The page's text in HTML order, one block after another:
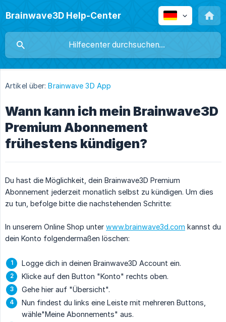
Brainwave3D Help-Center
Artikel über: Brainwave 3D App
Wann kann ich mein Brainwave3D
Premium Abonnement
frühestens kündigen?
Du hast die Möglichkeit, dein Brainwave3D Premium
Abonnement jederzeit monatlich selbst zu kündigen. Um dies
zu tun, befolge bitte die nachstehenden Schritte:
In unserem Online Shop unter www.brainwave3d.com kannst du
dein Konto folgendermaßen löschen:
Logge dich in deinen Brainwave3D Account ein.
Klicke auf den Button "Konto" rechts oben.
Gehe hier auf "Übersicht".
Nun findest du links eine Leiste mit mehreren Buttons,
wähle"Meine Abonnements" aus.